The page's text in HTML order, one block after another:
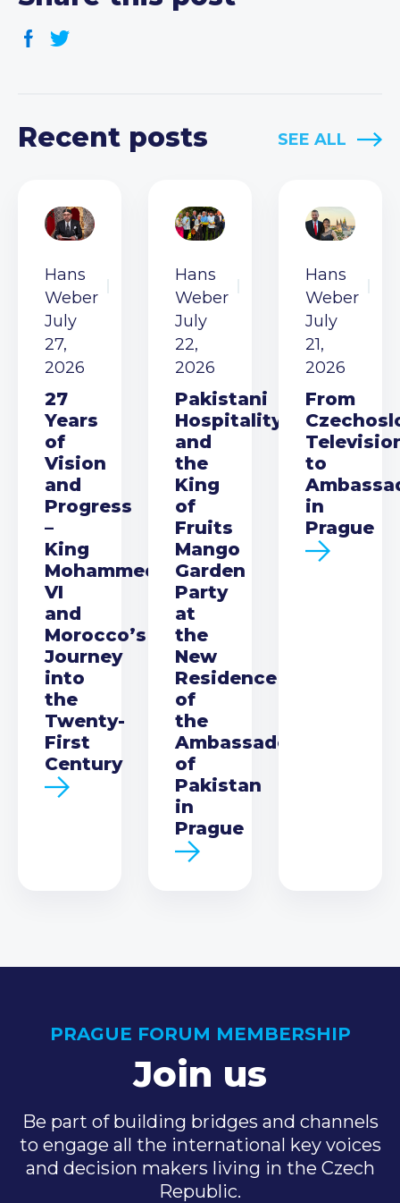
Recent posts SEE ALL
Hans
Weber
July
27,
2026
27
Years
of
Vision
and
Progress
–
King
Mohammed
VI
and
Morocco’s
Journey
into
the
Twenty-
First
Century
Hans
Weber
July
22,
2026
Pakistani
Hospitality
and
the
King
of
Fruits
Mango
Garden
Party
at
the
New
Residence
of
the
Ambassador
of
Pakistan
in
Prague
Hans
Weber
July
21,
2026
From
to
in
Prague
PRAGUE FORUM MEMBERSHIP
Join us
Be part of building bridges and channels
to engage all the international key voices
and decision makers living in the Czech
Republic.